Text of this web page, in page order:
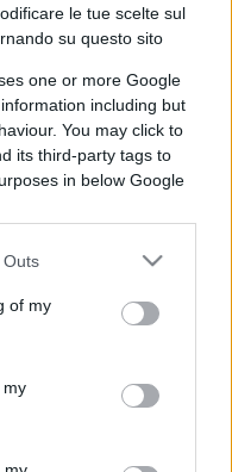
le tue scelte sul
su questo sito
one or more Google
including but
You may click to
its third-party tags to
in below Google
Outs
of my
my
sarebbe
che per